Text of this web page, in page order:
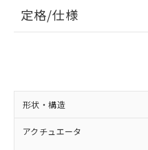
定格/仕様
形状・構造
アクチュエータ